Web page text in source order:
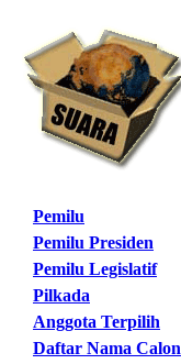
Pemilu
Pemilu Presiden
Pemilu Legislatif
Pilkada
Anggota Terpilih
Daftar Nama Calon